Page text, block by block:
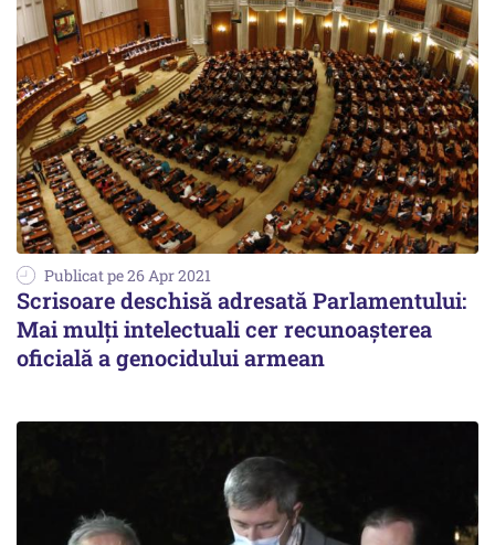
Publicat pe 26 Apr 2021
Scrisoare deschisă adresată Parlamentului:
Mai mulţi intelectuali cer recunoașterea
oficială a genocidului armean